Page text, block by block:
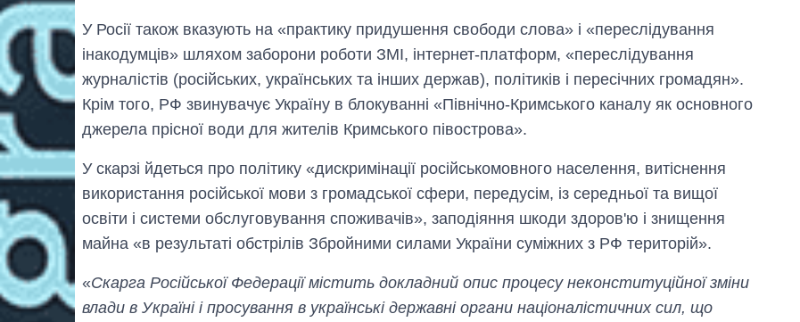
У Росії також вказують на «практику придушення свободи слова» і «переслідування
інакодумців» шляхом заборони роботи ЗМІ, інтернет-платформ, «переслідування
журналістів (російських, українських та інших держав), політиків і пересічних громадян».
Крім того, РФ звинувачує Україну в блокуванні «Північно-Кримського каналу як основного
джерела прісної води для жителів Кримського півострова».
У скарзі йдеться про політику «дискримінації російськомовного населення, витіснення
використання російської мови з громадської сфери, передусім, із середньої та вищої
освіти і системи обслуговування споживачів», заподіяння шкоди здоров'ю і знищення
майна «в результаті обстрілів Збройними силами України суміжних з РФ територій».
«Скарга Російської Федерації містить докладний опис процесу неконституційної зміни
влади в Україні і просування в українські державні органи націоналістичних сил, що